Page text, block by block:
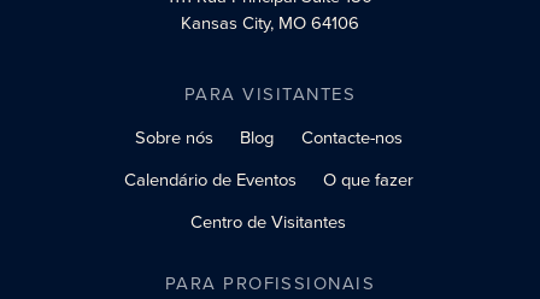
Kansas City, MO 64106
PARA VISITANTES
Sobre nós
Blog
Contacte-nos
Calendário de Eventos
O que fazer
Centro de Visitantes
PARA PROFISSIONAIS